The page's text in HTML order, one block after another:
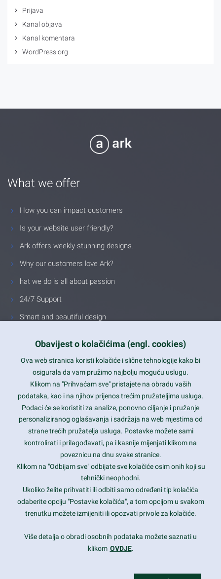
Prijava
Kanal objava
Kanal komentara
WordPress.org
What we offer
How you can impact customers
Is your website user friendly?
Ark offers weekly stunning designs.
Why our customers love Ark?
hat we do is all about passion
24/7 Support
Smart and beautiful design
Latest trends and much more...
Contact Info
1600 Amphitheatre Parkway, Mountain View, CA 94043
prothemes.net@gmail.com
Daily: 9:00 am - 6:00 pm
Sunday: Closed
Copyright 2017FRESHFACE© All Rights Reserved
Obavijest o kolačićima (engl. cookies)
Ova web stranica koristi kolačiće i slične tehnologije kako bi
osigurala da vam pružimo najbolju moguću uslugu.
Klikom na "Prihvaćam sve" pristajete na obradu vaših
podataka, kao i na njihov prijenos trećim pružateljima usluga.
Podaci će se koristiti za analize, ponovno ciljanje i pružanje
personaliziranog oglašavanja i sadržaja na web mjestima od
strane trećih pružatelja usluga. Postavke možete sami
kontrolirati i prilagođavati, pa i kasnije mijenjati klikom na
poveznicu na dnu svake stranice.
Klikom na "Odbijam sve" odbijate sve kolačiće osim onih koji su
tehnički neophodni.
Ukoliko želite prihvatiti ili odbiti samo određeni tip kolačića
odaberite opciju "Postavke kolačića", a tom opcijom u svakom
trenutku možete izmijeniti ili opozvati privole za kolačiće.
Više detalja o obradi osobnih podataka možete saznati u
klikom OVDJE.